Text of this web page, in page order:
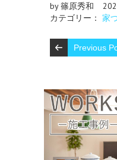
by 篠原秀和
カテゴリー： 家
Previous